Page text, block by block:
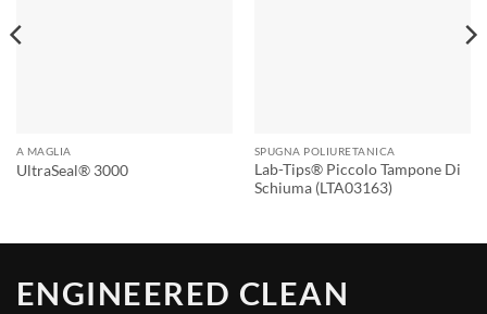
A MAGLIA
UltraSeal® 3000
SPUGNA POLIURETANICA
Lab-Tips® Piccolo Tampone Di
Schiuma (LTA03163)
ENGINEERED CLEAN